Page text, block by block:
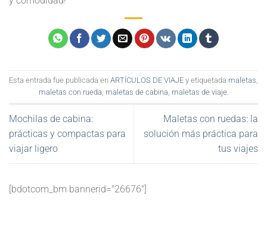
Esta entrada fue publicada en ARTÍCULOS DE VIAJE y etiquetada maletas,
maletas con rueda, maletas de cabina, maletas de viaje.
Mochilas de cabina:
prácticas y compactas para
viajar ligero
Maletas con ruedas: la
solución más práctica para
tus viajes
[bdotcom_bm bannerid="26676"]